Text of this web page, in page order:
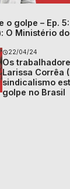
o golpe – Ep.
O Ministério
22/04/24
Os
Larissa Corrêa
sindicalismo
golpe no Brasil